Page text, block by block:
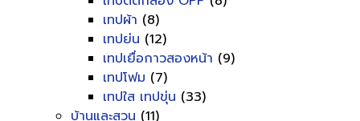
เทปผ้า (8)
เทปย่น (12)
เทปเยื่อกาวสองหน้า (9)
เทปโฟม (7)
เทปใส เทปขุ่น (33)
บ้านและสวน (11)